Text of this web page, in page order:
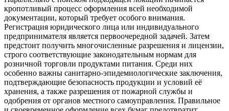
кропотливый процесс оформления всей необходимой
документации, который требует особого внимания.
Регистрация юридического лица или индивидуального
предпринимателя является первоочередной задачей. Затем
предстоит получить многочисленные разрешения и лицензии,
строго соответствующие законодательным нормам для
розничной торговли продуктами питания. Среди них
особенно важны санитарно-эпидемиологические заключения,
подтверждающие безопасность продукции и условий её
хранения, а также разрешения от пожарной службы и
одобрения от органов местного самоуправления. Правильное